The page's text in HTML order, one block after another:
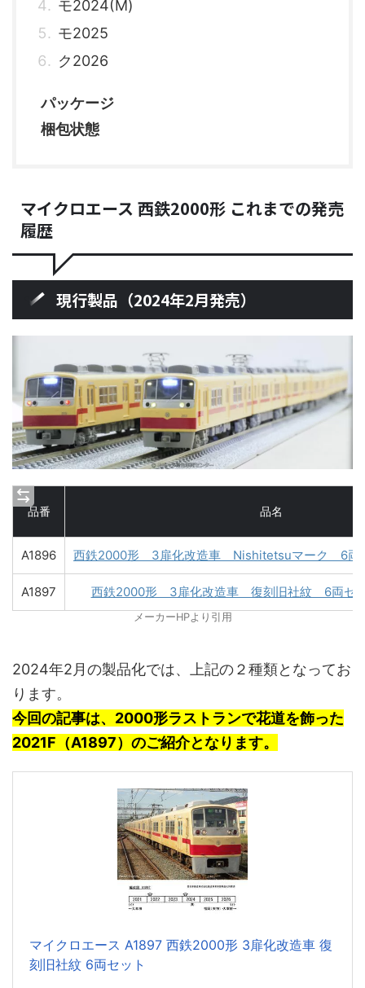
モ2024(M)
モ2025
ク2026
パッケージ
梱包状態
マイクロエース 西鉄2000形 これまでの発売
履歴
現行製品（2024年2月発売）
品番 品名
A1896 西鉄2000形 3扉化改造車 Nishitetsuマーク 6両
A1897 西鉄2000形 3扉化改造車 復刻旧社紋 6両セ
メーカーHPより引用
2024年2月の製品化では、上記の２種類となってお
ります。
今回の記事は、2000形ラストランで花道を飾った
2021F（A1897） のご紹介となります。
マイクロエース A1897 西鉄2000形 3扉化改造車 復
刻旧社紋 6両セット